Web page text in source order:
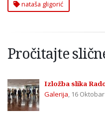
nataša gligorić
Pročitajte
Izložba slika
Galerija, 16